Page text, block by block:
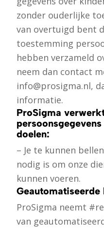
zonder ouderlijke
van overtuigd bent
toestemming
hebben verzameld
neem dan contact
info@prosigma.nl,
informatie.
ProSigma
doelen:
– Je te kunnen
nodig is om onze
kunnen voeren.
ProSigma neemt
van